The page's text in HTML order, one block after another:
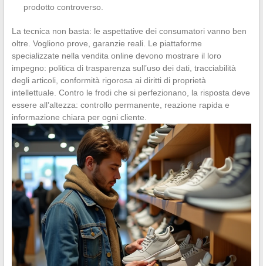
prodotto controverso.
La tecnica non basta: le aspettative dei consumatori vanno ben
oltre. Vogliono prove, garanzie reali. Le piattaforme
specializzate nella vendita online devono mostrare il loro
impegno: politica di trasparenza sull’uso dei dati, tracciabilità
degli articoli, conformità rigorosa ai diritti di proprietà
intellettuale. Contro le frodi che si perfezionano, la risposta deve
essere all’altezza: controllo permanente, reazione rapida e
informazione chiara per ogni cliente.